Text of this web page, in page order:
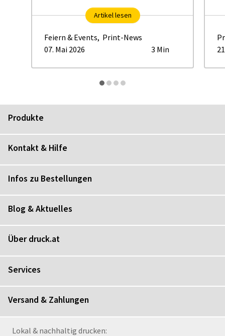
Artikel lesen
Feiern & Events, Print-News
07. Mai 2026
3 Min
Produkte
Kontakt & Hilfe
Infos zu Bestellungen
Blog & Aktuelles
Über druck.at
Services
Versand & Zahlungen
Lokal & nachhaltig drucken: